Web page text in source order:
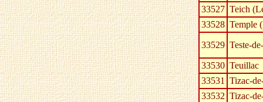
33527 Teich
33528 Temple
33529 Teste-
33530 Teuillac
33531 Tizac-
33532 Tizac-